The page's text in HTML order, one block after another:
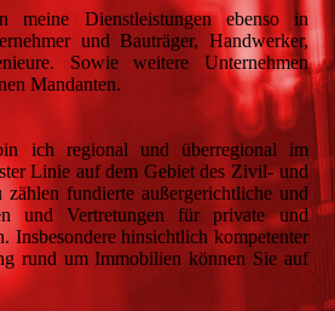
meine Dienstleistungen ebenso in
und Bauträger, Handwerker,
Sowie weitere Unternehmen
Mandanten.
ich regional und überregional im
Linie auf dem Gebiet des Zivil- und
zählen fundierte außergerichtliche und
und Vertretungen für private und
Insbesondere hinsichtlich kompetenter
rund um Immobilien können Sie auf